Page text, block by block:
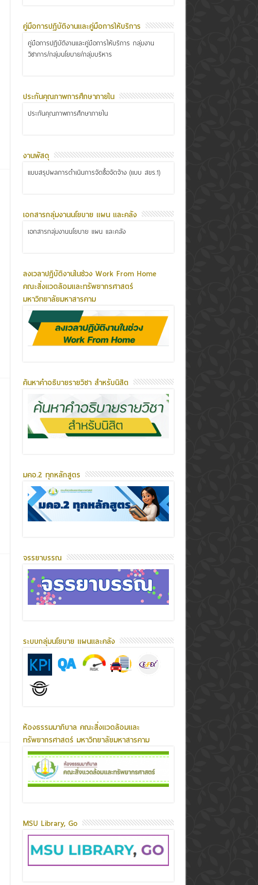
คู่มือการปฏิบัติงานและคู่มือการให้บริการ
คู่มือการปฏิบัติงานและคู่มือการให้บริการ กลุ่มงาน
วิชาการ/กลุ่มนโยบาย/กลุ่มบริหาร
ประกันคุณภาพการศึกษาภายใน
ประกันคุณภาพการศึกษาภายใน
งานพัสดุ
แบบสรุปผลการดำเนินการจัดซื้อจัดจ้าง (แบบ สขร.1)
เอกสารกลุ่มงานนโยบาย แผน และคลัง
เอกสารกลุ่มงานนโยบาย แผน และคลัง
ลงเวลาปฏิบัติงานในช่วง Work From Home
คณะสิ่งแวดล้อมและทรัพยากรศาสตร์
มหาวิทยาลัยมหาสารคาม
ค้นหาคำอธิบายรายวิชา สำหรับนิสิต
มคอ.2 ทุกหลักสูตร
จรรยาบรรณ
ระบบกลุ่มนโยบาย แผนและคลัง
ห้องธรรมมาภิบาล คณะสิ่งแวดล้อมและ
ทรัพยากรศาสตร์ มหาวิทยาลัยมหาสารคาม
MSU Library, Go